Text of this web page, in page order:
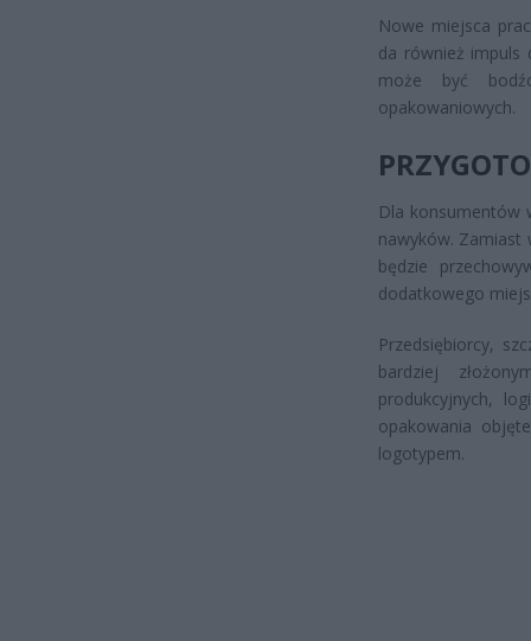
Nowe miejsca
da również impuls
może być
opakowaniowych.
Dla konsumentów
nawyków. Zamiast
będzie
dodatkowego
Przedsiębiorcy,
bardziej
produkcyjnych,
opakowania
logotypem.